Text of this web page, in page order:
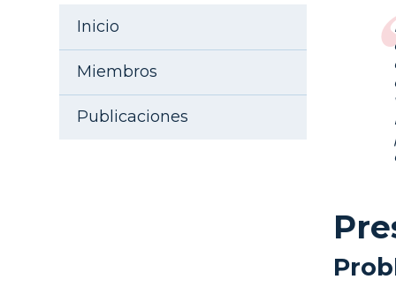
Inicio
Miembros
Publicaciones